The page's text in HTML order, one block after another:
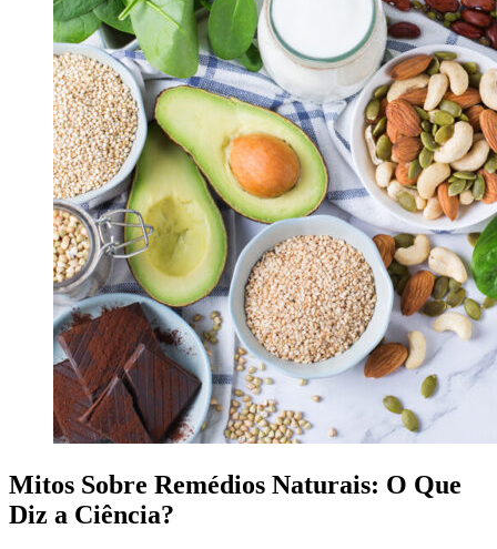
Mitos Sobre Remédios Naturais: O Que
Diz a Ciência?